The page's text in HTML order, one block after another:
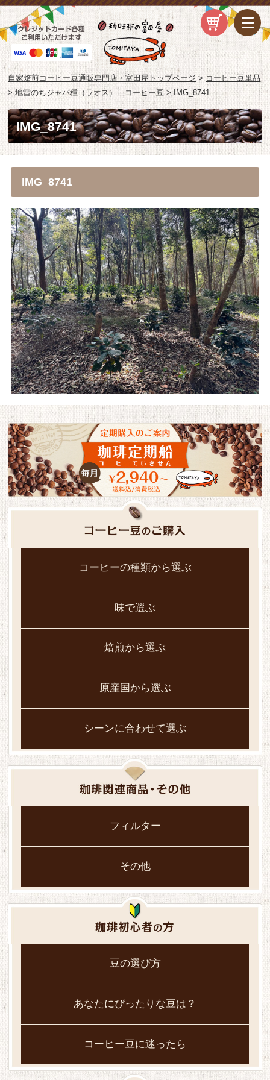
自家焙煎コーヒー豆通販専門店・富田屋トップページ>コーヒー豆単品
>地雷のちジャバ種（ラオス） コーヒー豆 > IMG_8741
IMG_8741
IMG_8741
コーヒーの種類から選ぶ
味で選ぶ
焙煎から選ぶ
原産国から選ぶ
シーンに合わせて選ぶ
フィルター
その他
豆の選び方
あなたにぴったりな豆は？
コーヒー豆に迷ったら